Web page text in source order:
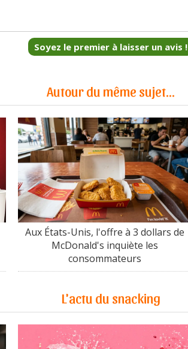
Soyez le premier à laisser un avis !
Autour du même sujet...
Aux États-Unis, l'offre à 3 dollars de
McDonald's inquiète les
consommateurs
L'actu du snacking